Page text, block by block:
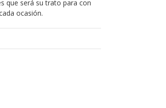
que será su trato para con
ocasión.